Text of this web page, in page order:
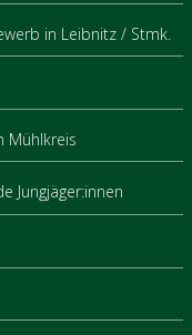
in Leibnitz / Stmk.
Mühlkreis
Jungjäger:innen